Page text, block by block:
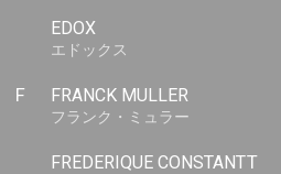
EDOX
エドックス
F FRANCK MULLER
フランク・ミュラー
FREDERIQUE CONSTANTT